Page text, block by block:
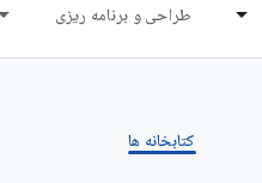
طراحی و برنامه ریزی
کتابخانه ها